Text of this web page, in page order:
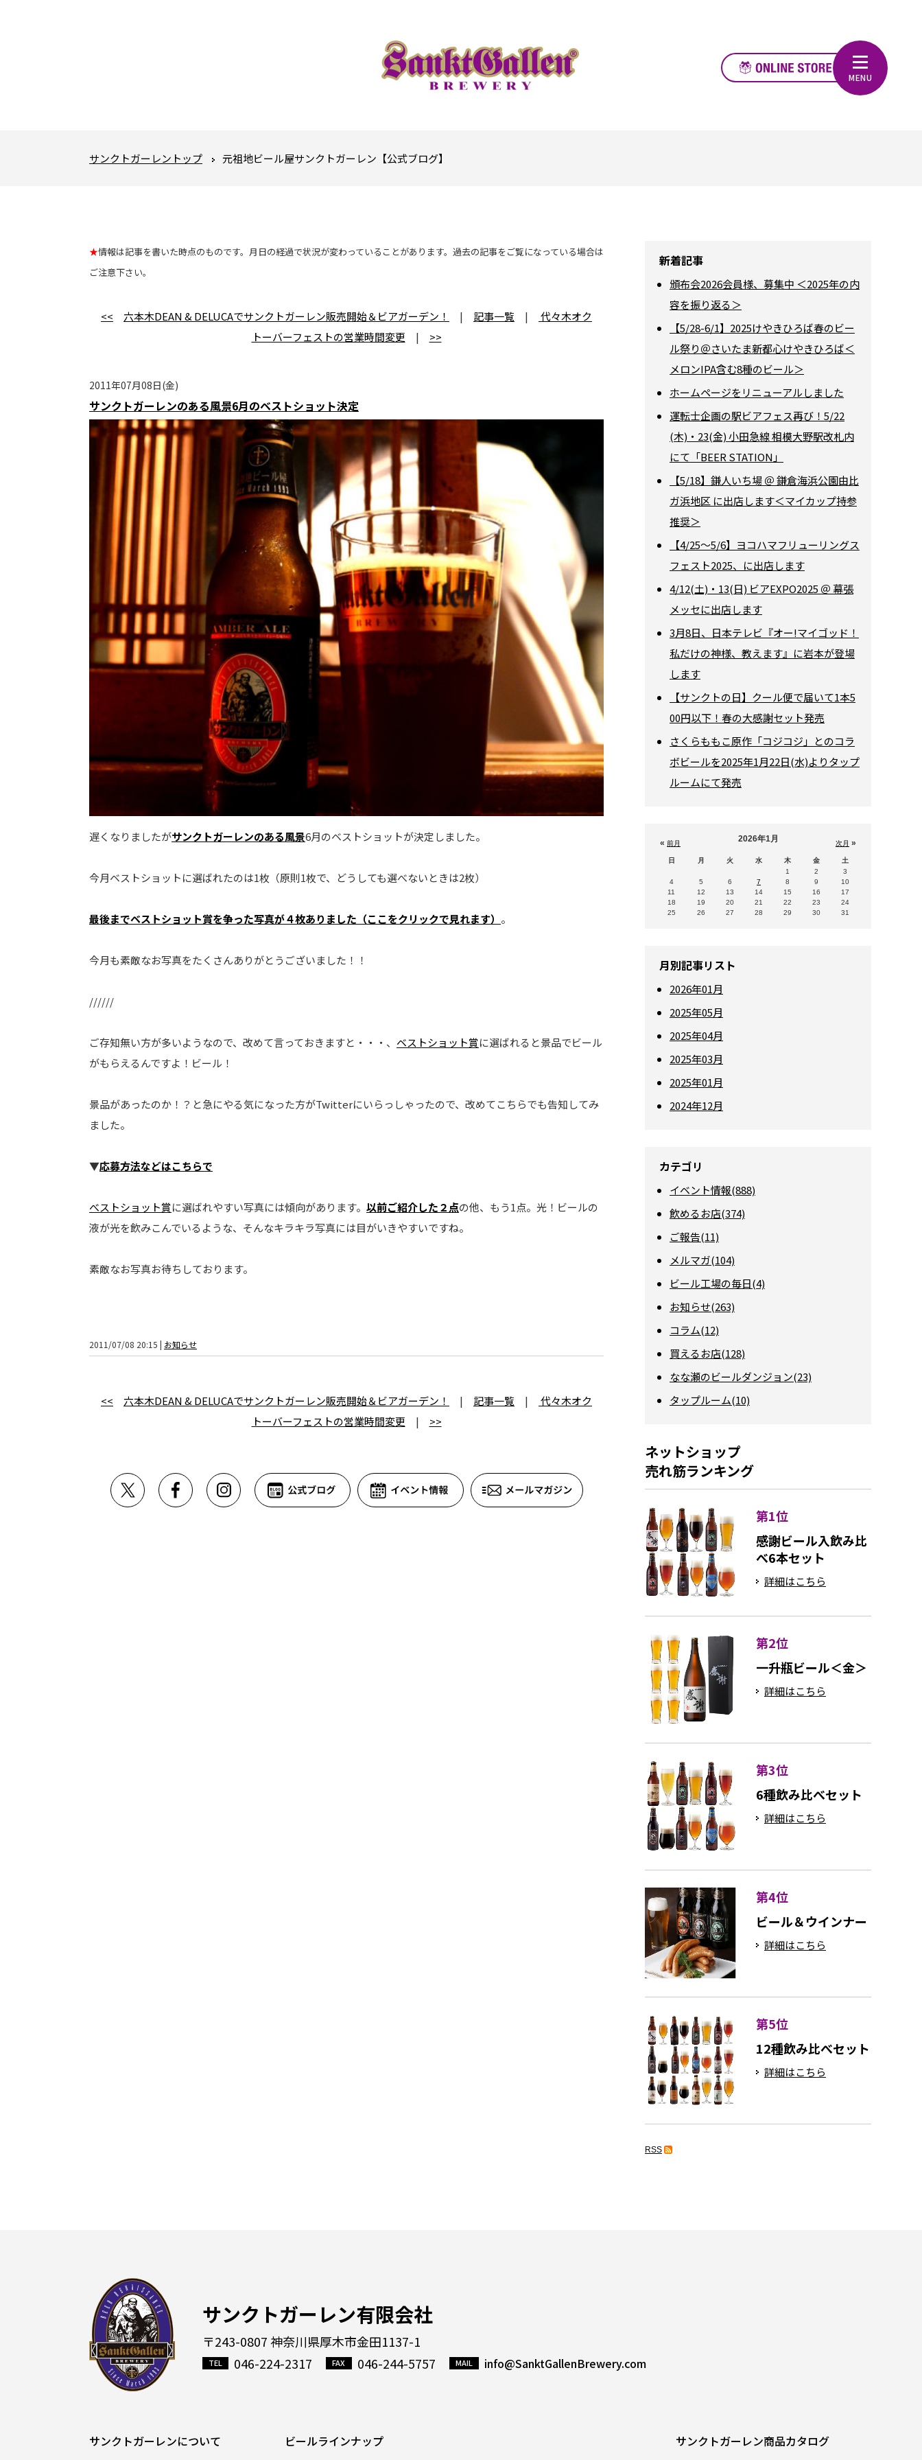
サンクトガーレントップ 元祖地ビール屋サンクトガーレン【公式ブログ】
★情報は記事を書いた時点のものです。月日の経過で状況が変わっていることがあります。過去の記事をご覧になっている場合は
ご注意下さい。
<< 六本木DEAN & DELUCAでサンクトガーレン販売開始＆ビアガーデン！ | 記事一覧 |
代々木オク
トーバーフェストの営業時間変更 | >>
2011年07月08日(金)
サンクトガーレンのある風景6月のベストショット決定
遅くなりましたがサンクトガーレンのある風景6月のベストショットが決定しました。
今月ベストショットに選ばれたのは1枚（原則1枚で、どうしても選べないときは2枚）
最後までベストショット賞を争った写真が４枚ありました（ここをクリックで見れます） 。
今月も素敵なお写真をたくさんありがとうございました！！
//////
ご存知無い方が多いようなので、改めて言っておきますと・・・、 ベストショット賞に選ばれると景品でビール
がもらえるんですよ！ビール！
景品があったのか！？と急にやる気になった方がTwitterにいらっしゃったので、改めてこちらでも告知してみ
ました。
▼応募方法などはこちらで
べストショット賞に選ばれやすい写真には傾向があります。 以前ご紹介した２点の他、もう1点。光！ビールの
液が光を飲みこんでいるような、そんなキラキラ写真には目がいきやすいですね。
素敵なお写真お待ちしております。
2011/07/08 20:15 | お知らせ
<< 六本木DEAN & DELUCAでサンクトガーレン販売開始＆ビアガーデン！ | 記事一覧 |
代々木オク
トーバーフェストの営業時間変更 | >>
新着記事
頒布会2026会員様、募集中 ＜2025年の内
容を振り返る＞
【5/28-6/1】2025けやきひろば春のビー
ル祭り＠さいたま新都心けやきひろば＜
メロンIPA含む8種のビール＞
ホームページをリニューアルしました
運転士企画の駅ビアフェス再び！5/22
(木)・23(金) 小田急線 相模大野駅改札内
にて「BEER STATION」
【5/18】鎌人いち場 ＠ 鎌倉海浜公園由比
ガ浜地区 に出店します＜マイカップ持参
推奨＞
【4/25～5/6】ヨコハマフリューリングス
フェスト2025、に出店します
4/12(土)・13(日) ビアEXPO2025 ＠ 幕張
メッセに出店します
3月8日、日本テレビ『オー!マイゴッド！
私だけの神様、教えます』に岩本が登場
します
【サンクトの日】クール便で届いて1本5
00円以下！春の大感謝セット発売
さくらももこ原作「コジコジ」とのコラ
ボビールを2025年1月22日(水)よりタップ
ルームにて発売
« 前月 次月 »
2026年1月
日 月 火 水 木 金
土
1
2
3
4
5 6 7 8 9
10
11
12 13 14 15 16
17
18
19 20 21 22 23
24
25
26 27 28 29 30 31
月別記事リスト
2026年01月
2025年05月
2025年04月
2025年03月
2025年01月
2024年12月
カテゴリ
イベント情報(888)
飲めるお店(374)
ご報告(11)
メルマガ(104)
ビール工場の毎日(4)
お知らせ(263)
コラム(12)
買えるお店(128)
なな瀬のビールダンジョン(23)
タップルーム(10)
ネットショップ
売れ筋ランキング
第1位
感謝ビール入飲み比
べ6本セット
詳細はこちら
第2位
一升瓶ビール＜金＞
詳細はこちら
第3位
6種飲み比べセット
詳細はこちら
第4位
ビール＆ウインナー
詳細はこちら
第5位
12種飲み比べセット
詳細はこちら
RSS
サンクトガーレン有限会社
〒243-0807 神奈川県厚木市金田1137-1
046-224-2317
046-244-5757 info@SanktGallenBrewery.com
サンクトガーレンについて ビールラインナップ
サンクトガーレン商品カタログ